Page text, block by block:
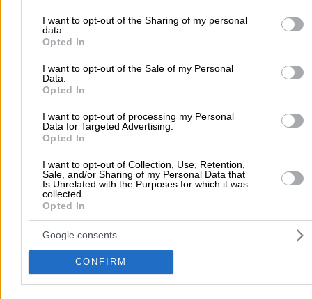
to Google and its third-party tags to use your data for below
purposes in below Google consent section.
I want to opt-out of the Sharing of my personal
data.
Opted In
I want to opt-out of the Sale of my Personal
Data.
Opted In
I want to opt-out of processing my Personal
Data for Targeted Advertising.
Opted In
I want to opt-out of Collection, Use, Retention,
Sale, and/or Sharing of my Personal Data that
Is Unrelated with the Purposes for which it was
collected.
Opted In
Google consents
CONFIRM
Προσθήκη αξιολόγησης
> Νομός ΑΤΤΙΚΗΣ > Αθήνα > Καύσιμα > Πρατήρια Υγρών
Καυσίμων > AEGEAN - ΖΑΜΠΟΥΝΗ ΣΟΦΙΑ ΚΑΙ ΣΙΑ ΕΕ
Δημοφιλείς Αναζητήσεις
Μετακομίσεις & Μεταφορές Κλειδιά & Κλειδαριές
Ψυχολόγοι Παιδικοί Σταθμοί Οδοντίατροι